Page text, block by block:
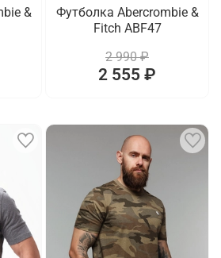
&
Футболка Abercrombie &
Fitch ABF47
2 990 ₽
2 555 ₽